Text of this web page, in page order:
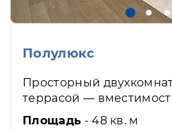
Полулюкс
Просторный
террасой —
Площадь - 48 кв. м